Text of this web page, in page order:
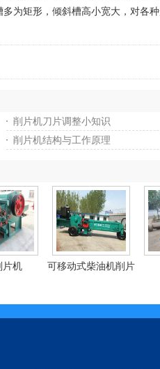
为矩形，倾斜槽高小宽大，对
削片机刀片调整小知识
削片机结构与工作原理
片机
可移动式柴油机削片